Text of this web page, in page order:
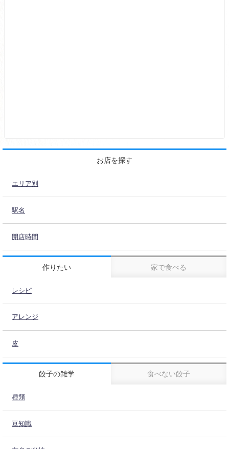
お店を探す
エリア別
駅名
開店時間
作りたい 家で食べる
レシピ
アレンジ
皮
餃子の雑学 食べない餃子
種類
豆知識